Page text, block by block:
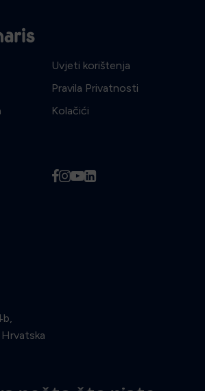
Uvjeti korištenja
Pravila Privatnosti
Kolačići
fiyl